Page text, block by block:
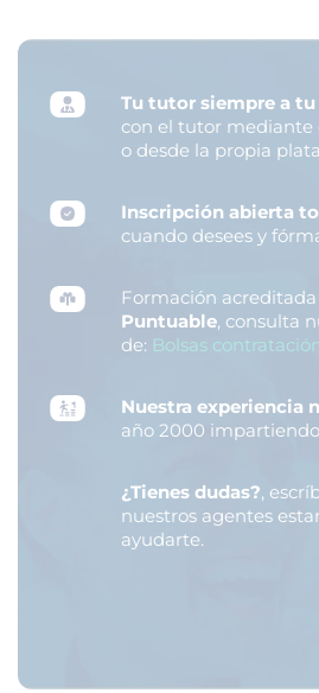
Tu tutor siempre a tu
con el tutor mediante
o desde la propia
Inscripción abierta
cuando desees y
Formación acreditada
Puntuable, consulta
de: Bolsas
Nuestra experiencia
año 2000
¿Tienes dudas?,
nuestros agentes
ayudarte.